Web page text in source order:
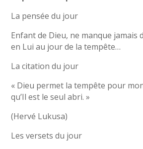
La pensée du jour
Enfant de Dieu, ne manque jamais
en Lui au jour de la tempête…
La citation du jour
« Dieu permet la tempête pour
qu’Il est le seul abri. »
(Hervé Lukusa)
Les versets du jour